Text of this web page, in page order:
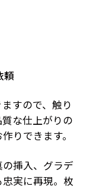
頼
すので、触り
な仕上がりの
りできます。
挿入、グラデ
実に再現。枚